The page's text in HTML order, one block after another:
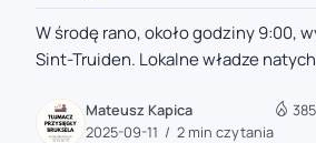
zaobserwuj nas
zaobserwuj nas
W środę rano, około godziny 9:00,
Sint-Truiden. Lokalne władze
Mateusz Kapica
2025-09-11
2 min czytania
385